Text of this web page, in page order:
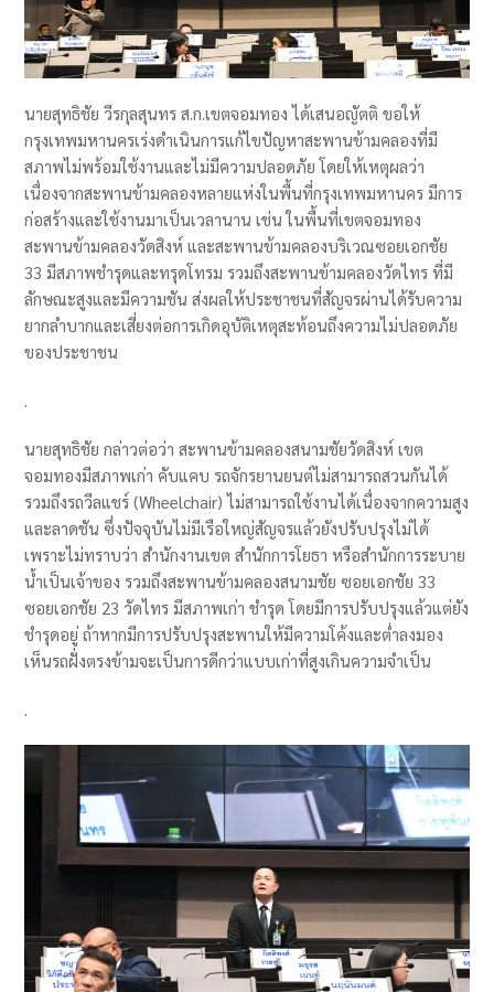
นายสุทธิชัย วีรกุลสุนทร ส.ก.เขตจอมทอง ได้เสนอญัตติ ขอให้
กรุงเทพมหานครเร่งดำเนินการแก้ไขปัญหาสะพานข้ามคลองที่มี
สภาพไม่พร้อมใช้งานและไม่มีความปลอดภัย โดยให้เหตุผลว่า
เนื่องจากสะพานข้ามคลองหลายแห่งในพื้นที่กรุงเทพมหานคร มีการ
ก่อสร้างและใช้งานมาเป็นเวลานาน เช่น ในพื้นที่เขตจอมทอง
สะพานข้ามคลองวัดสิงห์ และสะพานข้ามคลองบริเวณซอยเอกชัย
33 มีสภาพชำรุดและทรุดโทรม รวมถึงสะพานข้ามคลองวัดไทร ที่มี
ลักษณะสูงและมีความชัน ส่งผลให้ประชาชนที่สัญจรผ่านได้รับความ
ยากลำบากและเสี่ยงต่อการเกิดอุบัติเหตุสะท้อนถึงความไม่ปลอดภัย
ของประชาชน
.
นายสุทธิชัย กล่าวต่อว่า สะพานข้ามคลองสนามชัยวัดสิงห์ เขต
จอมทองมีสภาพเก่า คับแคบ รถจักรยานยนต์ไม่สามารถสวนกันได้
รวมถึงรถวีลแชร์ (Wheelchair) ไม่สามารถใช้งานได้เนื่องจากความสูง
และลาดชัน ซึ่งปัจจุบันไม่มีเรือใหญ่สัญจรแล้วยังปรับปรุงไม่ได้
เพราะไม่ทราบว่า สำนักงานเขต สำนักการโยธา หรือสำนักการระบาย
น้ำเป็นเจ้าของ รวมถึงสะพานข้ามคลองสนามชัย ซอยเอกชัย 33
ซอยเอกชัย 23 วัดไทร มีสภาพเก่า ชำรุด โดยมีการปรับปรุงแล้วแต่ยัง
ชำรุดอยู่ ถ้าหากมีการปรับปรุงสะพานให้มีความโค้งและต่ำลงมอง
เห็นรถฝั่งตรงข้ามจะเป็นการดีกว่าแบบเก่าที่สูงเกินความจำเป็น
.